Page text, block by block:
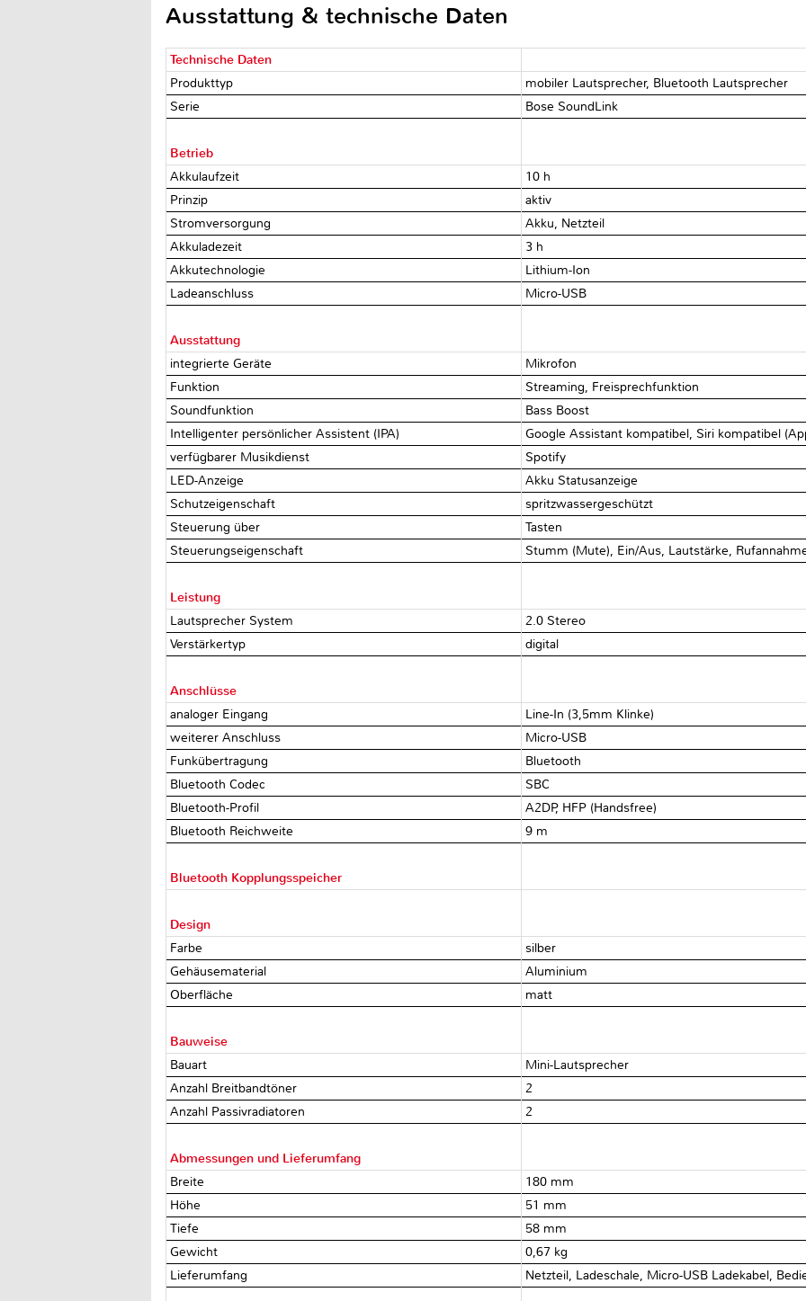
Ausstattung & technische Daten
Technische Daten
Produkttyp
mobiler Lautsprecher, Bluetooth Lautsprecher
Serie
Bose SoundLink
Betrieb
Akkulaufzeit
10 h
Prinzip
aktiv
Stromversorgung
Akku, Netzteil
Akkuladezeit
3 h
Akkutechnologie
Lithium-Ion
Ladeanschluss
Micro-USB
Ausstattung
integrierte Geräte
Mikrofon
Funktion
Streaming, Freisprechfunktion
Soundfunktion
Bass Boost
Intelligenter persönlicher Assistent (IPA)
Google Assistant kompatibel, Siri kompatibel
verfügbarer Musikdienst
Spotify
LED-Anzeige
Akku Statusanzeige
Schutzeigenschaft
spritzwassergeschützt
Steuerung über
Tasten
Steuerungseigenschaft
Stumm (Mute), Ein/Aus, Lautstärke,
Leistung
Lautsprecher System
2.0 Stereo
Verstärkertyp
digital
Anschlüsse
analoger Eingang
Line-In (3,5mm Klinke)
weiterer Anschluss
Micro-USB
Funkübertragung
Bluetooth
Bluetooth Codec
SBC
Bluetooth-Profil
A2DP, HFP (Handsfree)
Bluetooth Reichweite
9 m
Bluetooth Kopplungsspeicher
Design
Farbe
silber
Gehäusematerial
Aluminium
Oberfläche
matt
Bauweise
Bauart
Mini-Lautsprecher
Anzahl Breitbandtöner
2
Anzahl Passivradiatoren
2
Abmessungen und Lieferumfang
Breite
180 mm
Höhe
51 mm
Tiefe
58 mm
Gewicht
0,67 kg
Lieferumfang
Netzteil, Ladeschale, Micro-USB Ladekabel,